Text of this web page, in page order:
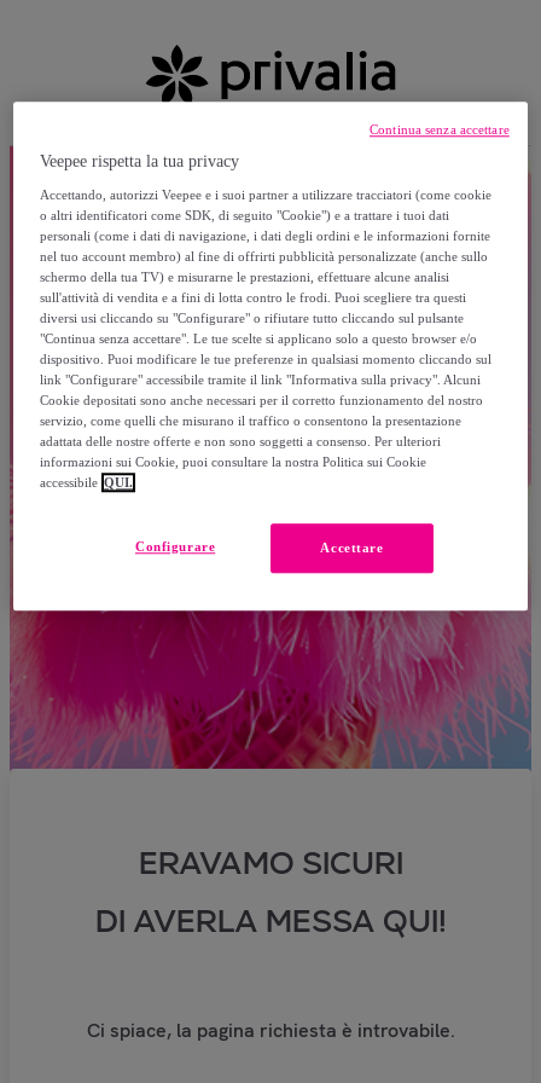
ERAVAMO SICURI
DI AVERLA MESSA QUI!
Ci spiace, la pagina richiesta è introvabile.
Veepee rispetta la tua privacy
Accettando, autorizzi Veepee e i suoi partner a utilizzare tracciatori (come cookie
o altri identificatori come SDK, di seguito "Cookie") e a trattare i tuoi dati
personali (come i dati di navigazione, i dati degli ordini e le informazioni fornite
nel tuo account membro) al fine di offrirti pubblicità personalizzate (anche sullo
schermo della tua TV) e misurarne le prestazioni, effettuare alcune analisi
sull'attività di vendita e a fini di lotta contro le frodi. Puoi scegliere tra questi
diversi usi cliccando su "Configurare" o rifiutare tutto cliccando sul pulsante
"Continua senza accettare". Le tue scelte si applicano solo a questo browser e/o
dispositivo. Puoi modificare le tue preferenze in qualsiasi momento cliccando sul
link "Configurare" accessibile tramite il link "Informativa sulla privacy". Alcuni
Cookie depositati sono anche necessari per il corretto funzionamento del nostro
servizio, come quelli che misurano il traffico o consentono la presentazione
adattata delle nostre offerte e non sono soggetti a consenso. Per ulteriori
informazioni sui Cookie, puoi consultare la nostra Politica sui Cookie
accessibile QUI.
Accettare
Configurare
Continua senza accettare